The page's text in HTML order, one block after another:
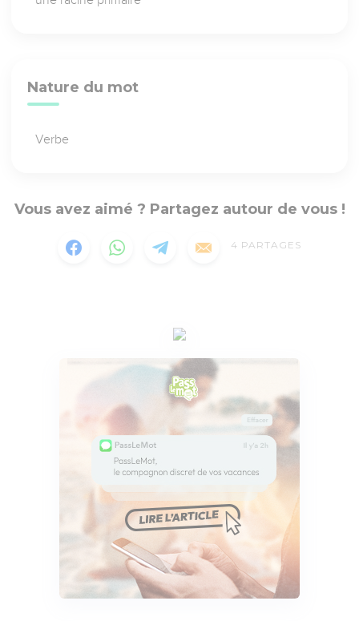
Nature du mot
Verbe
Vous avez aimé ? Partagez autour de vous !
4 PARTAGES